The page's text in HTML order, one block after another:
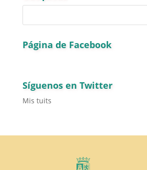
Página de Facebook
Síguenos en Twitter
Mis tuits